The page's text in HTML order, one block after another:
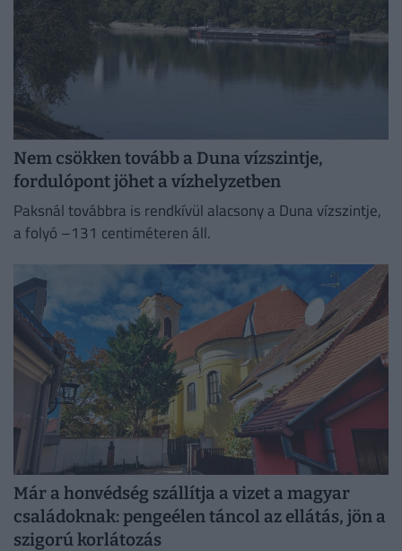
Nem csökken tovább a Duna vízszintje,
fordulópont jöhet a vízhelyzetben
Paksnál továbbra is rendkívül alacsony a Duna vízszintje,
a folyó –131 centiméteren áll.
Már a honvédség szállítja a vizet a magyar
családoknak: pengeélen táncol az ellátás, jön a
szigorú korlátozás